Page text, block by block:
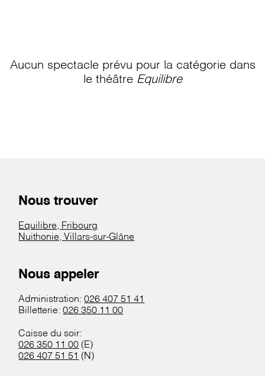
Aucun spectacle prévu pour la catégorie dans
le théâtre Equilibre
Nous trouver
Equilibre, Fribourg
Nuithonie, Villars-sur-Glâne
Nous appeler
Administration:026 407 51 41
Billetterie:026 350 11 00
Caisse du soir:
026 350 11 00 (E)
026 407 51 51 (N)